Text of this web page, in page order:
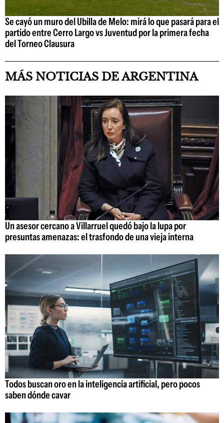
Se cayó un muro del Ubilla de Melo: mirá lo que pasará para el
partido entre Cerro Largo vs Juventud por la primera fecha
del Torneo Clausura
MÁS NOTICIAS DE ARGENTINA
Un asesor cercano a Villarruel quedó bajo la lupa por
presuntas amenazas: el trasfondo de una vieja interna
Todos buscan oro en la inteligencia artificial, pero pocos
saben dónde cavar